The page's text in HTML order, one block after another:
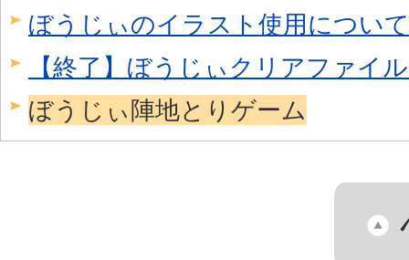
ぼうじぃのイラスト使用について
【終了】ぼうじぃクリアファイ
ぼうじぃ陣地とりゲーム